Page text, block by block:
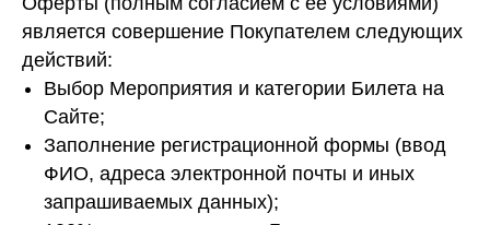
является совершение Покупателем следующих
действий:
Выбор Мероприятия и категории Билета на
Сайте;
Заполнение регистрационной формы (ввод
ФИО, адреса электронной почты и иных
запрашиваемых данных);